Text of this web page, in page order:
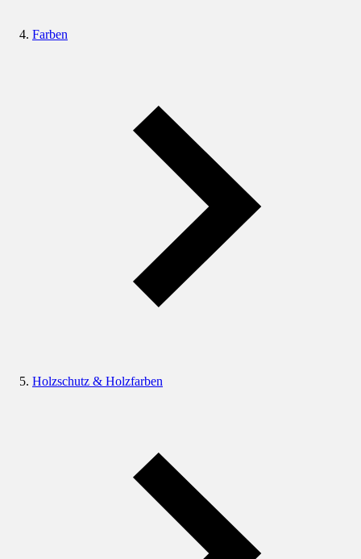
Farben
Holzschutz & Holzfarben